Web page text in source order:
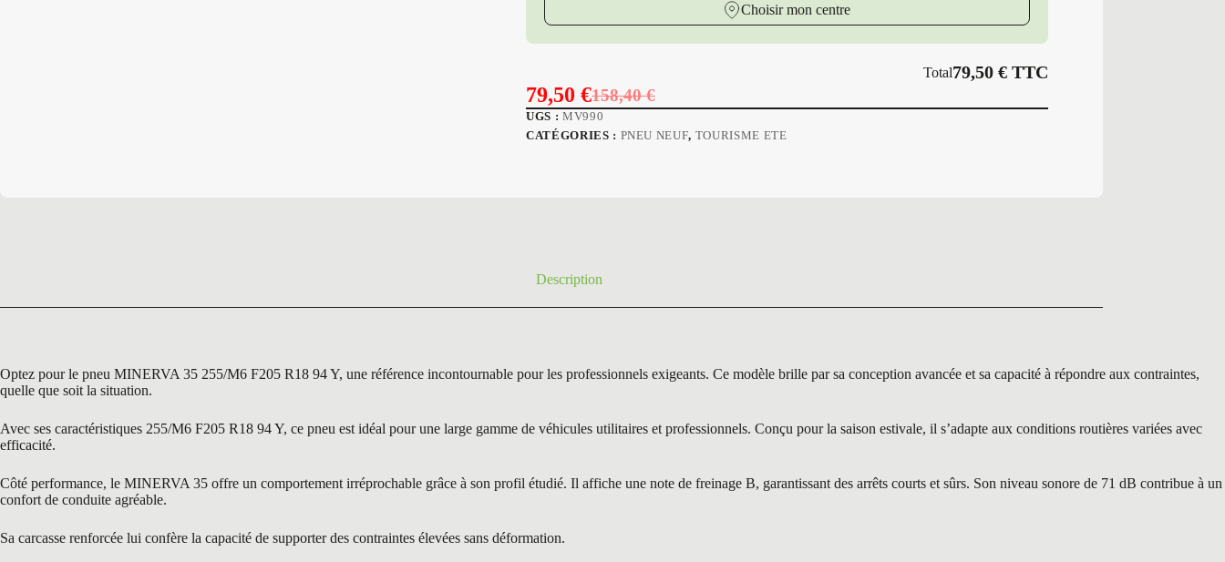
Choisir mon centre
Total79,50 €TTC
158,40€
Le
prix
79,50€Le
prix
UGS : MV990
CATÉGORIES : PNEU NEUF, TOURISME ETE
Description
Optez pour le pneu MINERVA 35 255/M6 F205 R18 94 Y, une référence incontournable pour les professionnels exigeants. Ce modèle brille par sa conception avancée et sa capacité à répondre aux contraintes,
quelle que soit la situation.
Avec ses caractéristiques 255/M6 F205 R18 94 Y, ce pneu est idéal pour une large gamme de véhicules utilitaires et professionnels. Conçu pour la saison estivale, il s’adapte aux conditions routières variées avec
efficacité.
Côté performance, le MINERVA 35 offre un comportement irréprochable grâce à son profil étudié. Il affiche une note de freinage B, garantissant des arrêts courts et sûrs. Son niveau sonore de 71 dB contribue à un
confort de conduite agréable.
Sa carcasse renforcée lui confère la capacité de supporter des contraintes élevées sans déformation.